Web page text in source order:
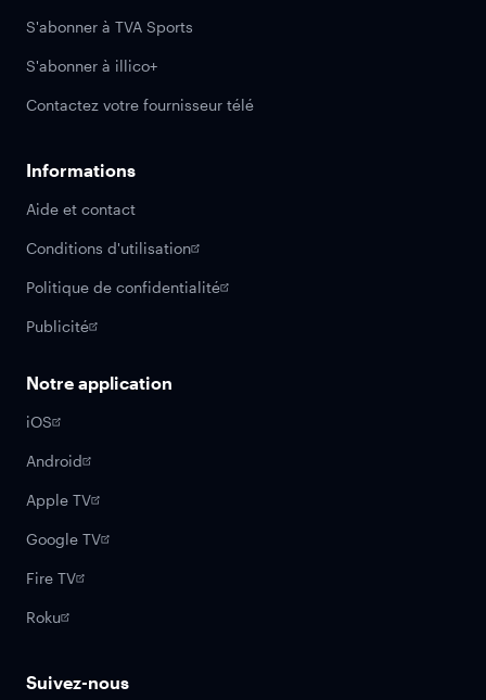
S'abonner à TVA Sports
S'abonner à illico+
Contactez votre fournisseur télé
Informations
Aide et contact
Conditions d'utilisation
Politique de confidentialité
Publicité
Notre application
iOS
Android
Apple TV
Google TV
Fire TV
Roku
Suivez-nous